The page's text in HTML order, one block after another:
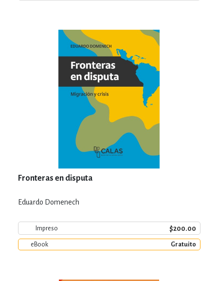
Fronteras en disputa
Eduardo Domenech
Impreso $200.00
eBook Gratuito